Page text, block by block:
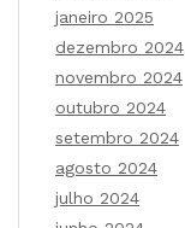
janeiro 2025
dezembro 2024
novembro 2024
outubro 2024
setembro 2024
agosto 2024
julho 2024